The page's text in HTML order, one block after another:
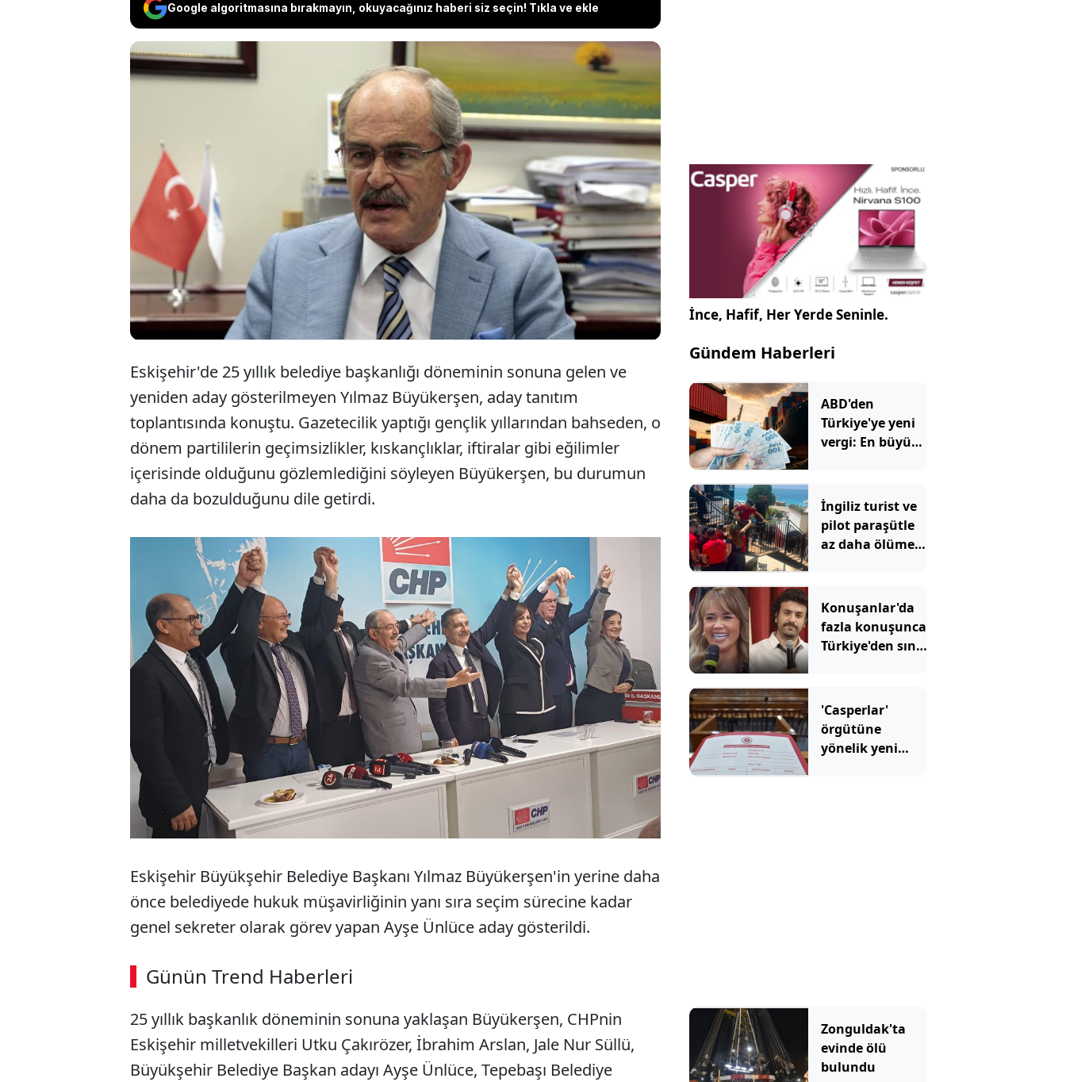
Google algoritmasına bırakmayın, okuyacağınız haberi siz seçin! Tıkla ve ekle
Eskişehir'de 25 yılın ardından aday gösterilmeyen Yılmaz
Büyükerşen, Ayşe Ünlüce'ye destek talep etti.
Büyükerşen, parti içerisindeki çekişmelerden de söz etti.
Eskişehir'de 25 yıllık belediye başkanlığı döneminin sonuna gelen ve
yeniden aday gösterilmeyen Yılmaz Büyükerşen, aday tanıtım
toplantısında konuştu. Gazetecilik yaptığı gençlik yıllarından bahseden, o
dönem partililerin geçimsizlikler, kıskançlıklar, iftiralar gibi eğilimler
içerisinde olduğunu gözlemlediğini söyleyen Büyükerşen, bu durumun
daha da bozulduğunu dile getirdi.
Eskişehir Büyükşehir Belediye Başkanı Yılmaz Büyükerşen'in yerine daha
önce belediyede hukuk müşavirliğinin yanı sıra seçim sürecine kadar
genel sekreter olarak görev yapan Ayşe Ünlüce aday gösterildi.
Günün Trend Haberleri
25 yıllık başkanlık döneminin sonuna yaklaşan Büyükerşen, CHPnin
Eskişehir milletvekilleri Utku Çakırözer, İbrahim Arslan, Jale Nur Süllü,
Büyükşehir Belediye Başkan adayı Ayşe Ünlüce, Tepebaşı Belediye
İnce, Hafif, Her Yerde Seninle.
Gündem Haberleri
ABD'den
Türkiye'ye yeni
vergi: En büyük
İngiliz turist ve
pilot paraşütle
az daha ölüme
Konuşanlar'da
fazla konuşunca
Türkiye'den sınır
'Casperlar'
örgütüne
yönelik yeni
Zonguldak'ta
evinde ölü
bulundu